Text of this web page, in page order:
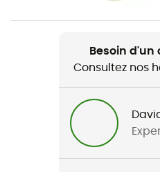
Besoin d'un
Consultez nos